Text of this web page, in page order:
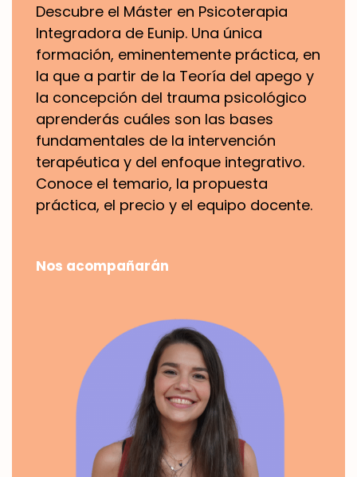
Descubre el Máster en Psicoterapia
Integradora de Eunip. Una única
formación, eminentemente práctica, en
la que a partir de la Teoría del apego y
la concepción del trauma psicológico
aprenderás cuáles son las bases
fundamentales de la intervención
terapéutica y del enfoque integrativo.
Conoce el temario, la propuesta
práctica, el precio y el equipo docente.
Nos acompañarán